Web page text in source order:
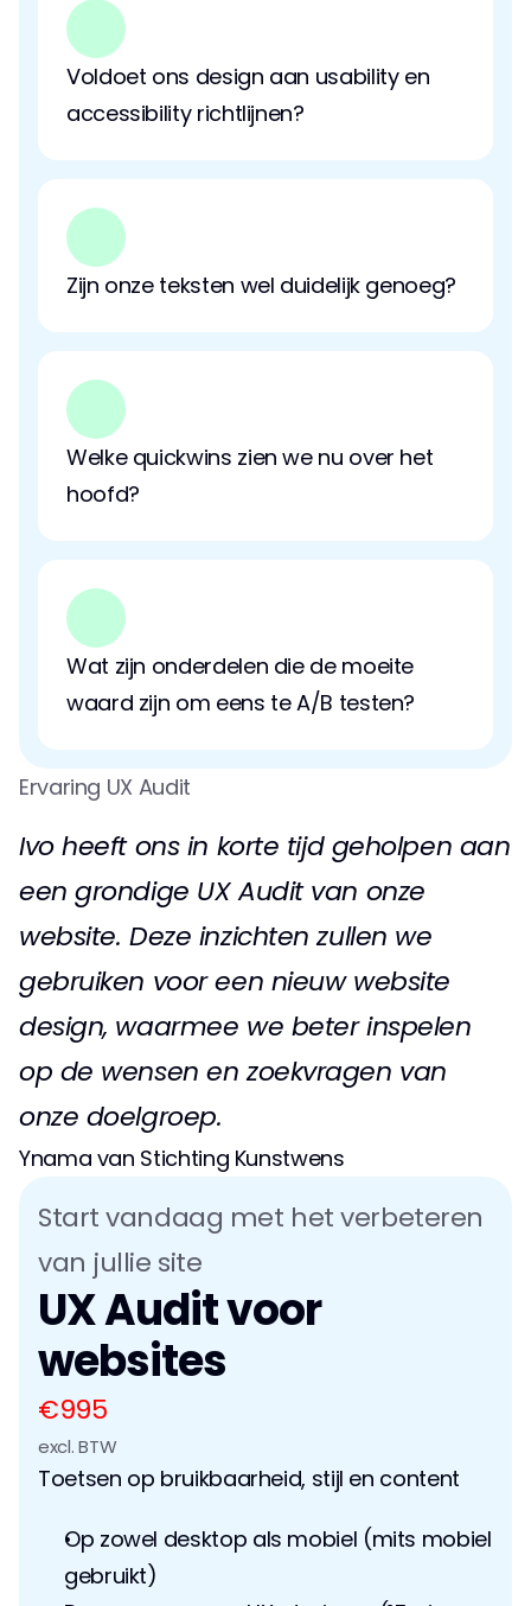
Voldoet ons design aan usability en
accessibility richtlijnen?
Zijn onze teksten wel duidelijk genoeg?
Welke quickwins zien we nu over het
hoofd?
Wat zijn onderdelen die de moeite
waard zijn om eens te A/B testen?
Ervaring UX Audit
Ivo heeft ons in korte tijd geholpen aan
een grondige UX Audit van onze
website. Deze inzichten zullen we
gebruiken voor een nieuw website
design, waarmee we beter inspelen
op de wensen en zoekvragen van
onze doelgroep.
Ynama van Stichting Kunstwens
Start vandaag met het verbeteren
van jullie site
UX Audit voor
websites
€995
excl. BTW
Toetsen op bruikbaarheid, stijl en content
Op zowel desktop als mobiel (mits mobiel
gebruikt)